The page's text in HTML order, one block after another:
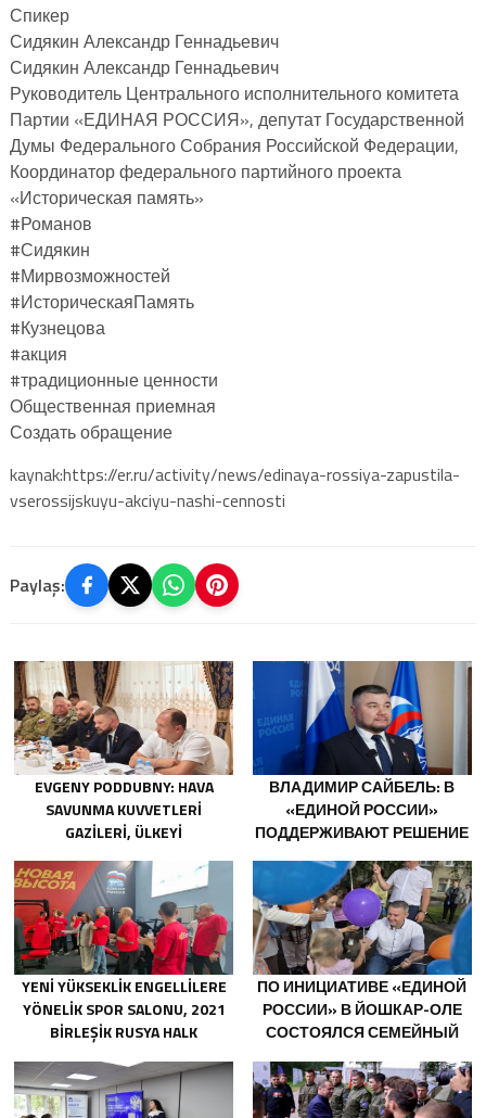
Спикер
Сидякин Александр Геннадьевич
Сидякин Александр Геннадьевич
Руководитель Центрального исполнительного комитета
Партии «ЕДИНАЯ РОССИЯ», депутат Государственной
Думы Федерального Собрания Российской Федерации,
Координатор федерального партийного проекта
«Историческая память»
#Романов
#Сидякин
#Мирвозможностей
#ИсторическаяПамять
#Кузнецова
#акция
#традиционные ценности
Общественная приемная
Создать обращение
kaynak:https://er.ru/activity/news/edinaya-rossiya-zapustila-
vserossijskuyu-akciyu-nashi-cennosti
Paylaş:
EVGENY PODDUBNY: HAVA
SAVUNMA KUVVETLERI
GAZILERI, ÜLKEYI
ВЛАДИМИР САЙБЕЛЬ: В
«ЕДИНОЙ РОССИИ»
ПОДДЕРЖИВАЮТ РЕШЕНИЕ
БЫВШИХ УЧАСТНИКОВ СВО
ПОЛУЧЕНИЕ
СОЦКОНТРАКТА
YENI YÜKSEKLIK ENGELLILERE
YÖNELIK SPOR SALONU, 2021
BIRLEŞIK RUSYA HALK
SARATOV’DA AÇILDI
ПО ИНИЦИАТИВЕ «ЕДИНОЙ
РОССИИ» В ЙОШКАР-ОЛЕ
СОСТОЯЛСЯ СЕМЕЙНЫЙ